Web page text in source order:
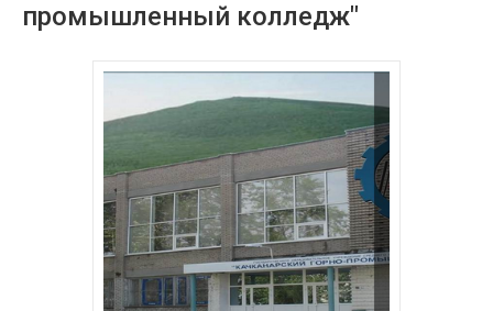
промышленный колледж"